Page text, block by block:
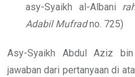
asy-Syaikh al-Albani
Adabil Mufradno. 725)
Asy-Syaikh Abdul Aziz
jawaban dari pertanyaan di